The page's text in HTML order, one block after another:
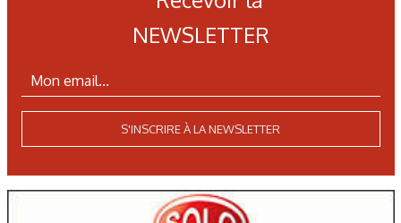
NEWSLETTER
S'INSCRIRE À LA NEWSLETTER